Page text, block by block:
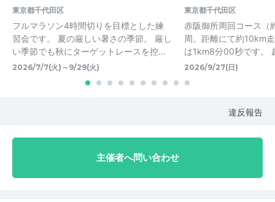
東京都千代田区
フルマラソン4時間切りを目標とした練
習会です。 夏の厳しい暑さの季節。 厳し
い季節でも秋にターゲットレースを控…
2026/7/7(火)～9/29(火)
東京都千代田区
赤阪御所周回コース（
周。距離にて約10km
は1km8分00秒です。
2026/9/27(日)
違反報告
主催者へ問い合わせ